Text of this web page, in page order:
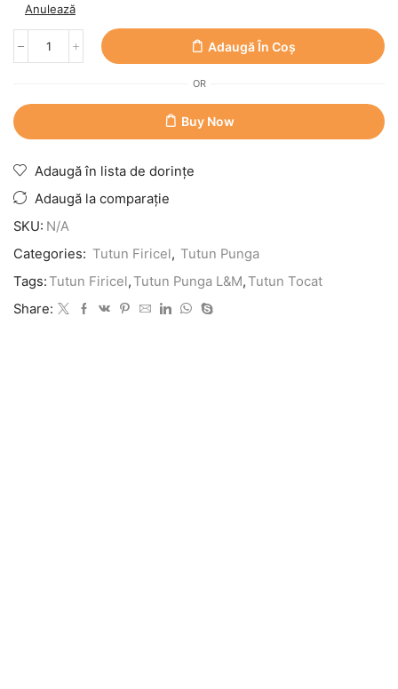
Anulează
Adaugă În Coș
OR
Buy Now
Adaugă în lista de dorințe
Adaugă la comparație
SKU: N/A
Categories: Tutun Firicel, Tutun Punga
Tags:Tutun Firicel,Tutun Punga L&M,Tutun Tocat
Share: